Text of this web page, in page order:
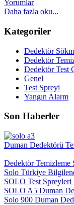
Yorumlar
Daha fazla oku...
Kategoriler
Dedektör
Dedektör
Dedektör Test
Genel
Test Spreyi
Yangın Alarm
Son Haberler
Duman Dedektörü
Dedektör Temizleme
Solo Türkiye
SOLO Test Spreyleri
SOLO A5 Duman
Solo 900 Duman